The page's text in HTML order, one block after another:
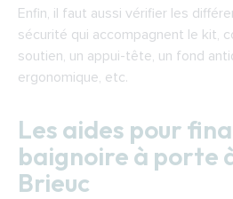
Enfin, il faut aussi vérifier les
sécurité qui accompagnent le kit,
soutien, un appui-tête, un fond
ergonomique, etc.
Les aides pour
baignoire à porte
Brieuc